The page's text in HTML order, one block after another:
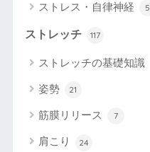
ストレス・自律神経 5
ストレッチ 117
ストレッチの基礎知識
姿勢 21
筋膜リリース 7
肩こり 24